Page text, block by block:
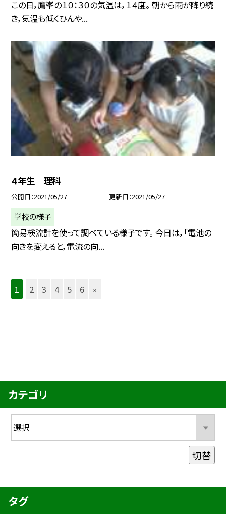
この日，鷹峯の１０：３０の気温は，１４度。 朝から雨が降り続
き，気温も低くひんや...
４年生 理科
公開日 2021/05/27 更新日 2021/05/27
学校の様子
簡易検流計を使って調べている様子です。 今日は，「電池の
向きを変えると，電流の向...
1 2 3 4 5 6 »
カテゴリ
切替
タグ